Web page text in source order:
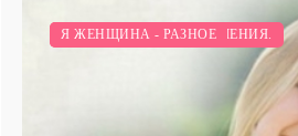
ПСИХОЛОГИЯ И ОТНОШЕНИЯ.
Я ЖЕНЩИНА - РАЗНОЕ